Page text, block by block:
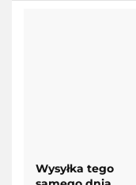
Wysyłka tego